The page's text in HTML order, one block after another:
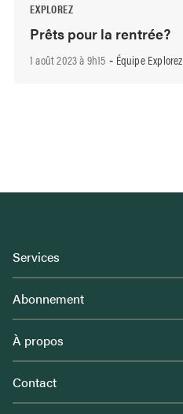
EXPLOREZ
Prêts pour la rentrée?
1 août 2023 à 9h15 - Équipe Explorez
Services
Abonnement
À propos
Contact